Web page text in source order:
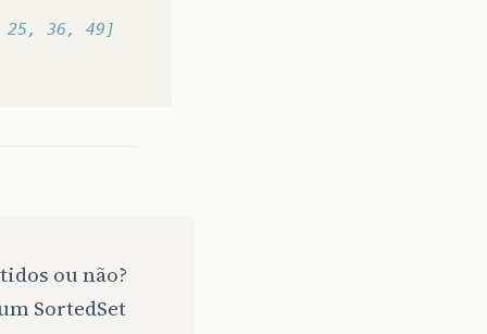
36, 49]
ou não?
SortedSet